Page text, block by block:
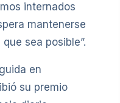
internados
mantenerse
sea posible”.
en
su premio